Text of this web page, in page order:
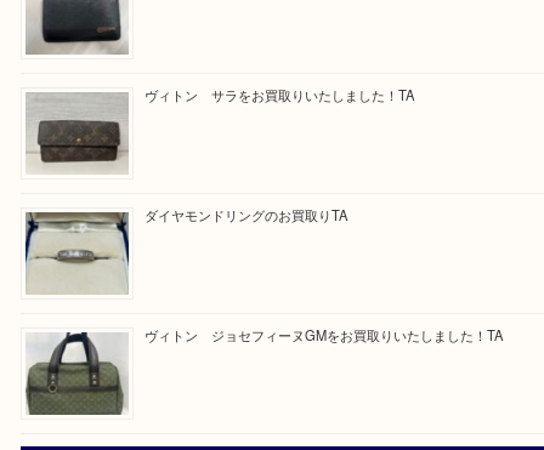
ブルガリのキーケースをお買取りいたしました！TA